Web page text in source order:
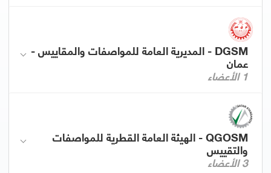
DGSM - المديرية العامة للمواصفات والمقاييس -
عمان
1 الأعضاء
QGOSM - الهيئة العامة القطرية للمواصفات
والتقييس
3 الأعضاء